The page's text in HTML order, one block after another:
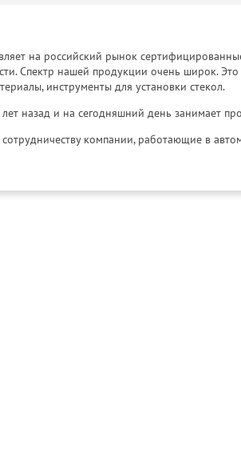
на российский рынок
Спектр нашей продукции очень широк.
инструменты для установки стекол.
назад и на сегодняшний день занимает
компании, работающие в